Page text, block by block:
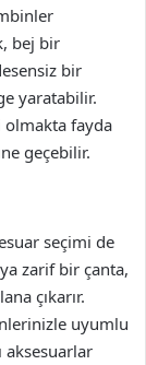
bej bir
bir
yaratabilir.
fayda
geçebilir.
seçimi de
zarif bir çanta,
çıkarır.
uyumlu
aksesuarlar